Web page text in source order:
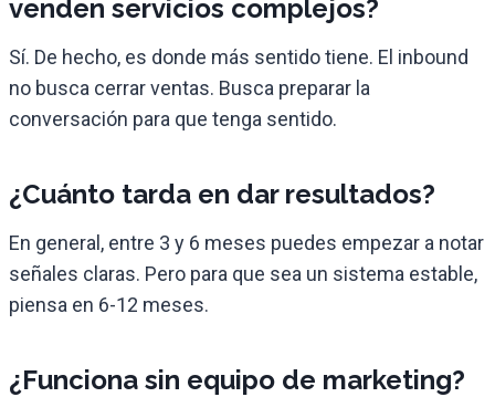
venden servicios complejos?
Sí. De hecho, es donde más sentido tiene. El inbound
no busca cerrar ventas. Busca preparar la
conversación para que tenga sentido.
¿Cuánto tarda en dar resultados?
En general, entre 3 y 6 meses puedes empezar a notar
señales claras. Pero para que sea un sistema estable,
piensa en 6-12 meses.
¿Funciona sin equipo de marketing?